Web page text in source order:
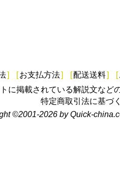
] [お支払方法] [配送送料] [
に掲載されている解説文など
特定商取引法に基づ
©2001-2026 by Quick-